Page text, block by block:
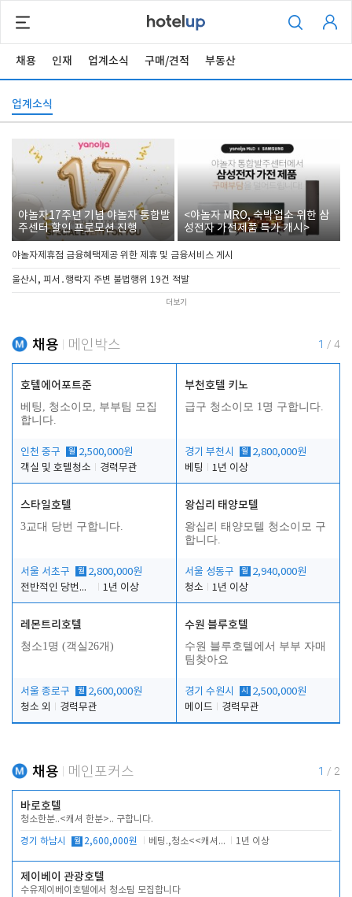
채용 인재 업계소식 구매/견적 부동산
업계소식
야놀자17주년 기념 야놀자 통합발
주센터 할인 프로모션 진행
<야놀자 MRO, 숙박업소 위한 삼
성전자 가전제품 특가 개시>
야놀자제휴점 금융혜택제공 위한 제휴 및 금융서비스 게시
울산시, 피서․행락지 주변 불법행위 19건 적발
더보기
채용 메인박스 1 / 4
호텔에어포트준
베팅, 청소이모, 부부팀 모집
합니다.
인천 중구 월 2,500,000원
객실 및 호텔청소
경력무관
부천호텔 키노
급구 청소이모 1명 구합니다.
경기 부천시 월 2,800,000원
베팅
1년 이상
스타일호텔
3교대 당번 구합니다.
서울 서초구 월 2,800,000원
전반적인 당번업무
1년 이상
왕십리 태양모텔
왕십리 태양모텔 청소이모 구
합니다.
서울 성동구 월 2,940,000원
청소
1년 이상
레몬트리호텔
청소1명 (객실26개)
서울 종로구 월 2,600,000원
청소 외
경력무관
수원 블루호텔
수원 블루호텔에서 부부 자매
팀찾아요
경기 수원시 시
2,500,000원
메이드
경력무관
채용 메인포커스 1 / 2
바로호텔
청소한분..<캐셔 한분>.. 구합니다.
경기 하남시 월 2,600,000원 베팅.,청소<<캐셔 모셔봅니다. 1년 이상
제이베이 관광호텔
수유제이베이호텔에서 청소팀 모집합니다